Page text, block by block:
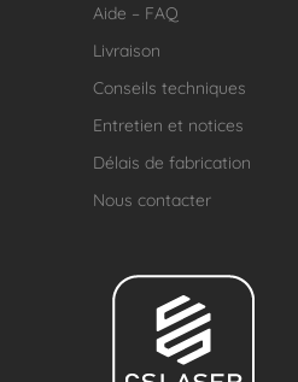
Aide – FAQ
Livraison
Conseils techniques
Entretien et notices
Délais de fabrication
Nous contacter